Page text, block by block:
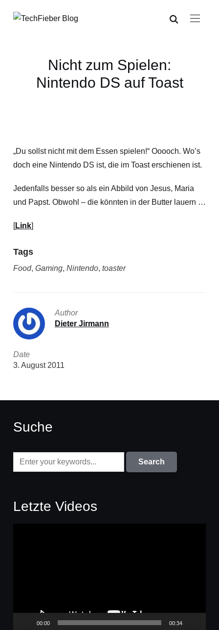
Nicht zum Spielen:
Nintendo DS auf Toast
„Du sollst nicht mit dem Essen spielen!“ Ooooch. Wo’s
doch eine Nintendo DS ist, die im Toast erschienen ist.
Jedenfalls besser so als ein Abbild von Jesus, Maria
und Papst. Obwohl – die könnten in der Butter lauern …
[Link]
Tags
Food, Gaming, Nintendo, toaster
Author
Dieter Jirmann
Date
3. August 2011
Suche
Letzte Videos
00:00 00:34